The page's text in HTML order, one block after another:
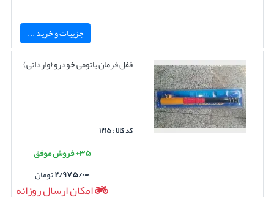
جزییات و خرید ...
قفل فرمان باتومی خودرو (وارداتی)
کد کالا : ۱۲۱۵
۳۵+ فروش موفق
۲/۹۷۵/۰۰۰تومان
امکان ارسال روزانه